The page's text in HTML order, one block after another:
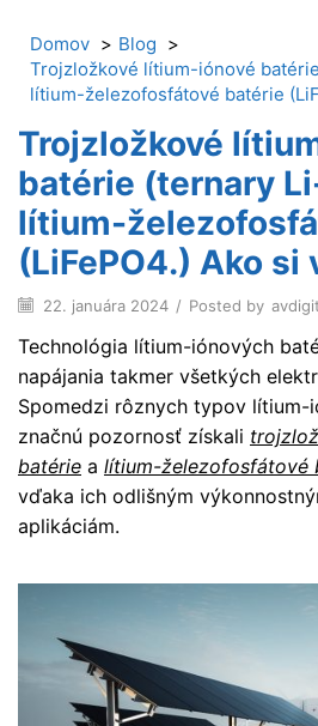
Domov
Blog
Trojzložkové lítium-iónové
lítium-železofosfátové batérie
Trojzložkové
batérie (ternary
lítium-
(LiFePO4.) Ako si
22. januára 2024 / Posted by
Technológia lítium-iónových
napájania takmer všetkých
Spomedzi rôznych typov lítium-
značnú pozornosť získali
batérie a lítium-železofosfátové
vďaka ich odlišným
aplikáciám.